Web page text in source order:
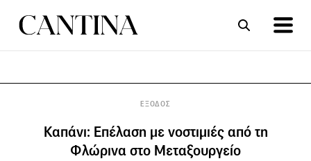
ΕΞΟΔΟΣ
Καπάνι: Επέλαση με νοστιμιές από τη
Φλώρινα στο Μεταξουργείο